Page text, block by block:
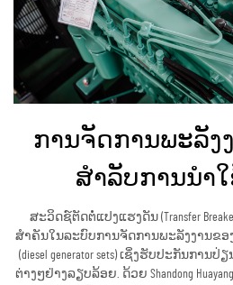
ການຈັດການພະລັງ
ສຳລັບການນຳ
ສະວິດຊ໌ຕັດຕໍ່ແປງແຮງດັນ (Transfer
ສຳຄັນໃນລະບົບການຈັດການພະລັງງານຂອ
(diesel generator sets) ເຊິ່ງຮັບປະກັນກາ
ຕ່າງໆຢ່າງລຽບລ້ອຍ. ດ້ວຍ Shandong Huayang